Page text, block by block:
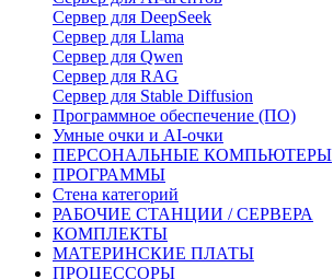
Сервер для DeepSeek
Сервер для Llama
Сервер для Qwen
Сервер для RAG
Сервер для Stable Diffusion
Программное обеспечение (ПО)
Умные очки и AI-очки
ПЕРСОНАЛЬНЫЕ КОМПЬЮТЕРЫ
ПРОГРАММЫ
Стена категорий
РАБОЧИЕ СТАНЦИИ / СЕРВЕРА
КОМПЛЕКТЫ
МАТЕРИНСКИЕ ПЛАТЫ
ПРОЦЕССОРЫ